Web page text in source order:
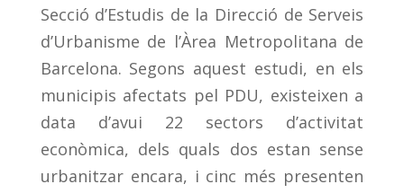
Secció d’Estudis de la Direcció de Serveis
d’Urbanisme de l’Àrea Metropolitana de
Barcelona. Segons aquest estudi, en els
municipis afectats pel PDU, existeixen a
data d’avui 22 sectors d’activitat
econòmica, dels quals dos estan sense
urbanitzar encara, i cinc més presenten